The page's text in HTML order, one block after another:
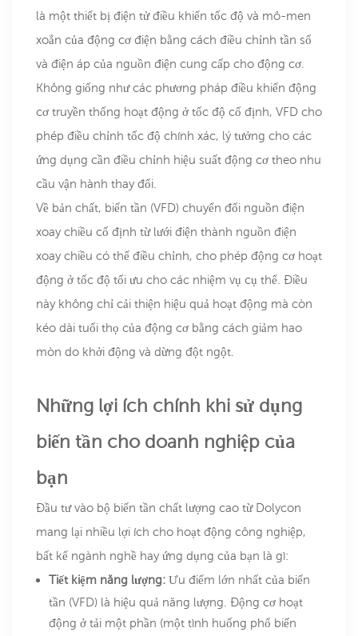
là một thiết bị điện tử điều khiển tốc độ và mô-men
xoắn của động cơ điện bằng cách điều chỉnh tần số
và điện áp của nguồn điện cung cấp cho động cơ.
Không giống như các phương pháp điều khiển động
cơ truyền thống hoạt động ở tốc độ cố định, VFD cho
phép điều chỉnh tốc độ chính xác, lý tưởng cho các
ứng dụng cần điều chỉnh hiệu suất động cơ theo nhu
cầu vận hành thay đổi.
Về bản chất, biến tần (VFD) chuyển đổi nguồn điện
xoay chiều cố định từ lưới điện thành nguồn điện
xoay chiều có thể điều chỉnh, cho phép động cơ hoạt
động ở tốc độ tối ưu cho các nhiệm vụ cụ thể. Điều
này không chỉ cải thiện hiệu quả hoạt động mà còn
kéo dài tuổi thọ của động cơ bằng cách giảm hao
mòn do khởi động và dừng đột ngột.
Những lợi ích chính khi sử dụng
biến tần cho doanh nghiệp của
bạn
Đầu tư vào bộ biến tần chất lượng cao từ Dolycon
mang lại nhiều lợi ích cho hoạt động công nghiệp,
bất kể ngành nghề hay ứng dụng của bạn là gì:
Tiết kiệm năng lượng: Ưu điểm lớn nhất của biến
tần (VFD) là hiệu quả năng lượng. Động cơ hoạt
động ở tải một phần (một tình huống phổ biến